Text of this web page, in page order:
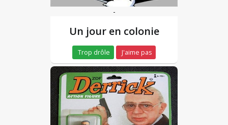
-
Un jour en colonie
Trop drôle J'aime pas